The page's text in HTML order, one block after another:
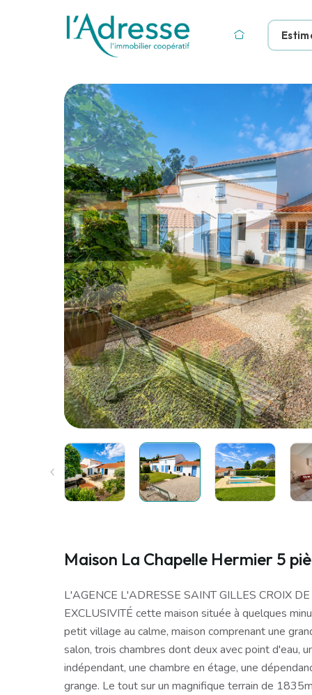
Maison La Chapelle Hermier 5
L'AGENCE L'ADRESSE SAINT GILLES CROIX
EXCLUSIVITÉ cette maison située à quelques
petit village au calme, maison comprenant une
salon, trois chambres dont deux avec point d'eau,
indépendant, une chambre en étage, une
grange. Le tout sur un magnifique terrain de